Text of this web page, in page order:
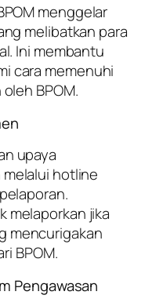
menggelar
melibatkan para
Ini membantu
cara memenuhi
BPOM.
upaya
hotline
melaporkan jika
mencurigakan
BPOM.
Pengawasan